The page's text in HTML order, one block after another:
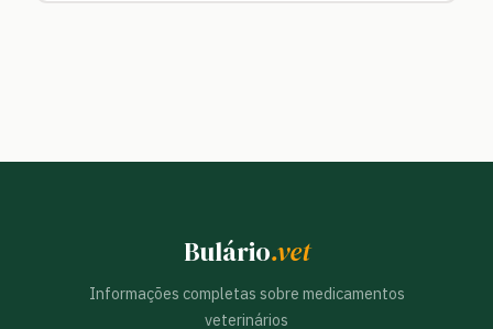
Bulário.vet
Informações completas sobre medicamentos
veterinários